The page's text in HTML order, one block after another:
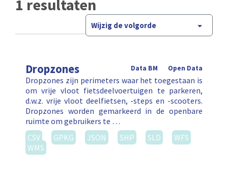
1 resultaten
Wijzig de volgorde
Dropzones Open Data
Data BM
Dropzones zijn perimeters waar het toegestaan is
om vrije vloot fietsdeelvoertuigen te parkeren,
d.w.z. vrije vloot deelfietsen, -steps en -scooters.
Dropzones worden gemarkeerd in de openbare
ruimte om gebruikers te …
CSV
GPKG JSON SHP SLD
WFS
WMS